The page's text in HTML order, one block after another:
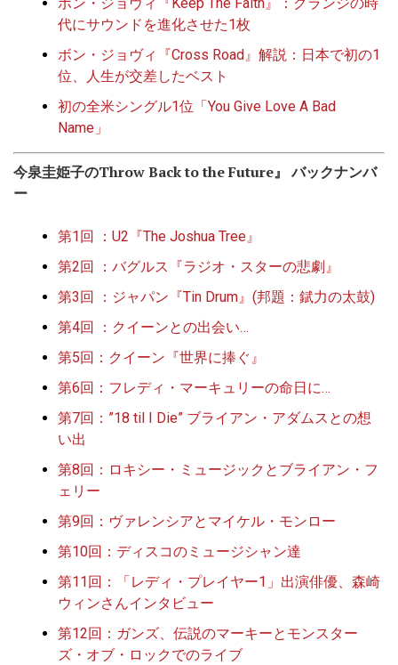
代にサウンドを進化させた1枚
ボン・ジョヴィ『Cross Road』解説：日本で初の1
位、人生が交差したベスト
初の全米シングル1位「You Give Love A Bad
Name」
今泉圭姫子のThrow Back to the Future』 バックナンバ
ー
第1回 ：U2『The Joshua Tree』
第2回 ：バグルス『ラジオ・スターの悲劇』
第3回 ：ジャパン『Tin Drum』(邦題：錻力の太鼓)
第4回 ：クイーンとの出会い…
第5回：クイーン『世界に捧ぐ』
第6回：フレディ・マーキュリーの命日に…
第7回：”18 til I Die” ブライアン・アダムスとの想
い出
第8回：ロキシー・ミュージックとブライアン・フ
ェリー
第9回：ヴァレンシアとマイケル・モンロー
第10回：ディスコのミュージシャン達
第11回：「レディ・プレイヤー1」出演俳優、森崎
ウィンさんインタビュー
第12回：ガンズ、伝説のマーキーとモンスター
ズ・オブ・ロックでのライブ